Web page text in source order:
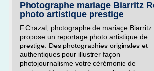
Photographe mariage Biarritz
photo artistique prestige
F.Chazal, photographe de mariage Biarritz
propose un reportage photo artistique de
prestige. Des photographies originales et
authentiques pour illustrer façon
photojournalisme votre cérémonie de